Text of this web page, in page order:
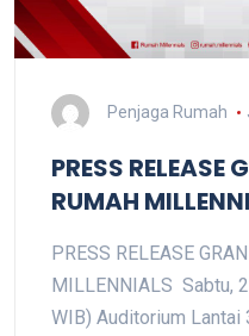
Penjaga Rumah
PRESS RELEASE
RUMAH
PRESS RELEASE
MILLENNIALS Sabtu,
WIB) Auditorium Lantai